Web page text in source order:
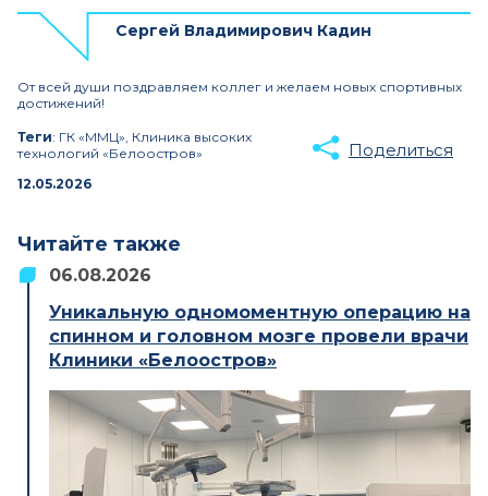
Сергей Владимирович Кадин
От всей души поздравляем коллег и желаем новых спортивных
достижений!
Теги: ГК «ММЦ», Клиника высоких
технологий «Белоостров»
12.05.2026
Поделиться
Читайте также
06.08.2026
Уникальную одномоментную операцию на
спинном и головном мозге провели врачи
Клиники «Белоостров»